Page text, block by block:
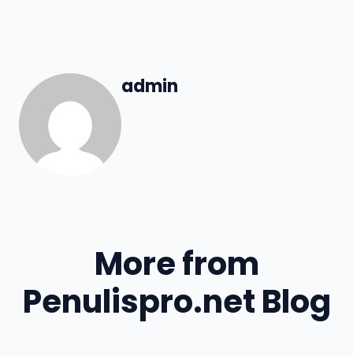
admin
More from
Penulispro.net Blog